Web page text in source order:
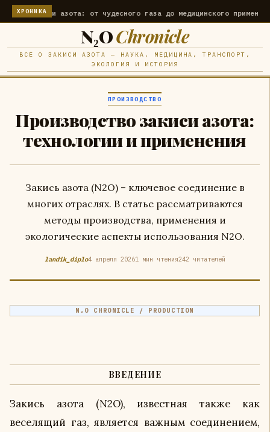
ХРОНИКАазота: от чудесного газа до медицинского применения
N₂OChronicle
ВСЁ О ЗАКИСИ АЗОТА — НАУКА, МЕДИЦИНА, ТРАНСПОРТ,
ЭКОЛОГИЯ И ИСТОРИЯ
ПРОИЗВОДСТВО
Производство закиси азота:
технологии и применения
Закись азота (N2O) – ключевое соединение в
многих отраслях. В статье рассматриваются
методы производства, применения и
экологические аспекты использования N2O.
landik_diplo4 апреля 20261 мин чтения242 читателей
N₂O CHRONICLE / PRODUCTION
ВВЕДЕНИЕ
Закись азота (N2O), известная также как
веселящий газ, является важным соединением,